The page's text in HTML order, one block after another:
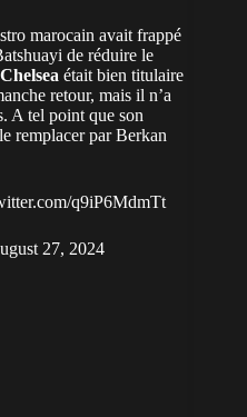
marocain avait frappé
de réduire le
Chelsea était bien titulaire
retour, mais il n’a
A tel point que son
remplacer par Berkan
q9iP6MdmTt
27, 2024